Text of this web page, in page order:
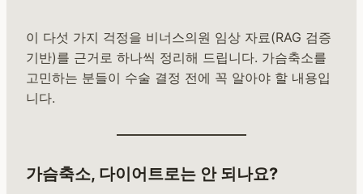
이 다섯 가지 걱정을 비너스의원 임상 자료(RAG 검증
기반)를 근거로 하나씩 정리해 드립니다. 가슴축소를
고민하는 분들이 수술 결정 전에 꼭 알아야 할 내용입
니다.
가슴축소, 다이어트로는 안 되나요?